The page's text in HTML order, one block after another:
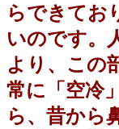
らできてお
いのです。
より、この
常に「空冷
ら、昔から